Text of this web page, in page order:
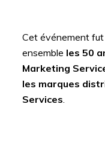
Cet événement fut
ensemble les 50
Marketing
les marques
Services